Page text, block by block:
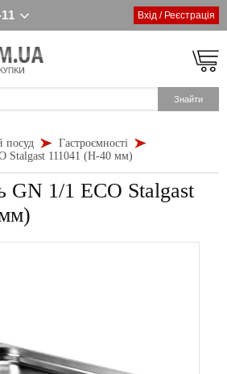
Вхід / Реєстрація
посуд
Гастроємності
Stalgast 111041 (Н-40 мм)
GN 1/1 ECO Stalgast